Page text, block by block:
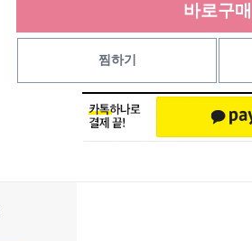
바로구매
찜하기